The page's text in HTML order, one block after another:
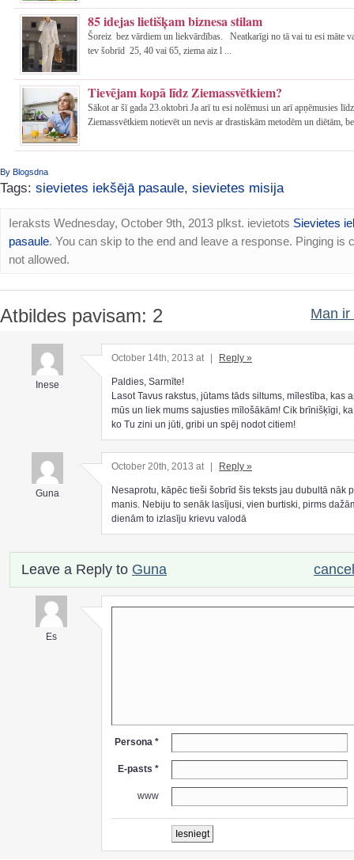
85 idejas lietišķam biznesa stilam
Šoreiz bez vārdiem un liekvārdības. Neatkarīgi no tā vai tu esi māte
tev šobrīd 25, 40 vai 65, ziema aiz l ...
Tievējam kopā līdz Ziemassvētkiem?
Sākot ar šī gada 23.oktobri Ja arī tu esi nolēmusi un arī apņēmusies līdz
Ziemassvētkiem notievēt un nevis ar drastiskām metodēm un diētām,
By Blogsdna
Tags: sievietes iekšējā pasaule, sievietes misija
Ieraksts Wednesday, October 9th, 2013 plkst. ievietots Sievietes
pasaule. You can skip to the end and leave a response. Pinging is
not allowed.
Atbildes pavisam: 2 Man ir
Inese
October 14th, 2013 at Reply »
Paldies, Sarmīte!
Lasot Tavus rakstus, jūtams tāds siltums, mīlestība, kas
mūs un liek mums sajusties mīlošākām! Cik brīnišķīgi,
ko Tu zini un jūti, gribi un spēj nodot citiem!
Guna
October 20th, 2013 at Reply »
Nesaprotu, kāpēc tieši šobrīd šis teksts jau dubultā nāk
manis. Nebiju to senāk lasījusi, vien burtiski, pirms
dienām to izlasīju krievu valodā
Leave a Reply to Guna
Es
Persona *
E-pasts *
www